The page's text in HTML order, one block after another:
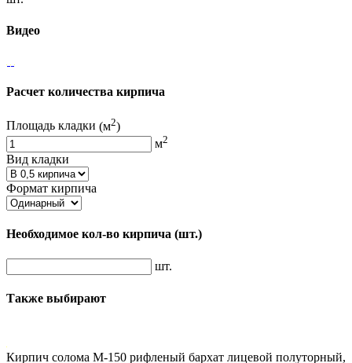
Видео
Расчет количества кирпича
Площадь кладки (м2)
м2
Вид кладки
Формат кирпича
Необходимое кол-во кирпича (шт.)
шт.
Также выбирают
Кирпич солома М-150 рифленый бархат лицевой полуторный,